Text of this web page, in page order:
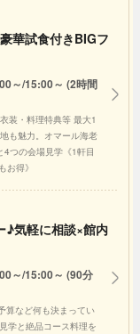
華試食付きBIGフ
～/15:00～ (2時間
装・料理特典等 最大1
も魅力。オマール海老
4つの会場見学《1軒目
お得》
♪気軽に相談×館内
～/15:00～ (90分
算など何も決まってい
学と絶品コース料理を